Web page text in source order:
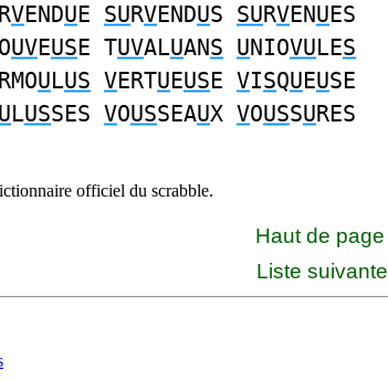
RVENDUE SURVENDUS SURVENUES
UVEUSE TUVALUANS UNIOVULES
ULUS VERTUEUSE VISQUEUSE
ULUSSES VOUSSEAUX VOUSSURES
officiel du scrabble.
Haut de page
Liste suivante